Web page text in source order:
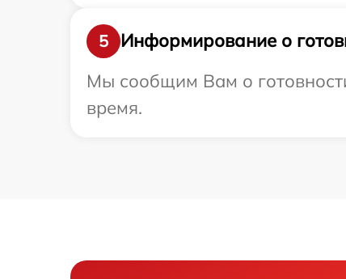
5
Информирование о
Мы сообщим Вам о
время.